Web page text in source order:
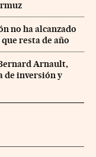
no ha alcanzado
resta de año
Arnault,
de inversión y